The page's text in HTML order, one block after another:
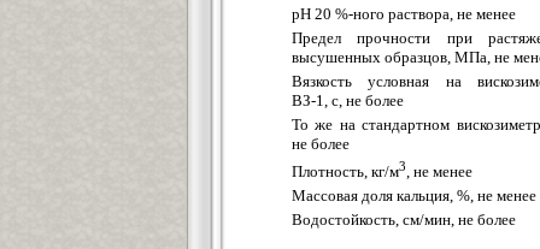
рН 20 %-ного раствора, не менее
Предел прочности при
высушенных образцов, МПа, не
Вязкость условная на
ВЗ-1, с, не более
То же на стандартном
не более
Плотность, кг/м3, не менее
Массовая доля кальция, %, не менее
Водостойкость, см/мин, не более